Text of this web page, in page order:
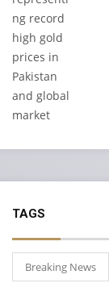
TAGS
Breaking News